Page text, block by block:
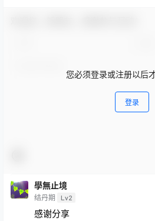
您必须登录或注册以后
登录
學無止境
结丹期 Lv2
感谢分享